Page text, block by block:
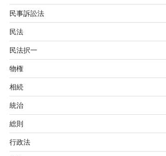
民事訴訟法
民法
民法択一
物権
相続
統治
総則
行政法